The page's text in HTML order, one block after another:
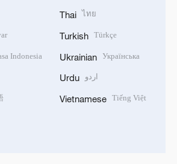
Indonesia
Thai ไทย
Turkish Türkçe
Ukrainian Українська
Urdu اردو
Vietnamese Tiếng Việt